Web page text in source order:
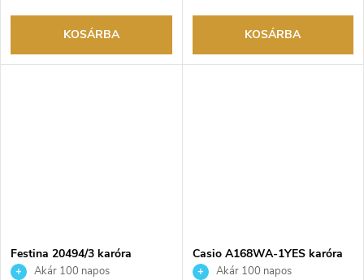
KOSÁRBA KOSÁRBA
Festina 20494/3 karóra
Akár 100 napos
Casio A168WA-1YES karóra
Akár 100 napos